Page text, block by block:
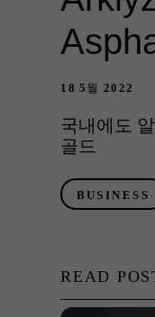
18 5월 2022
국내에도
골드
BUSINESS
READ